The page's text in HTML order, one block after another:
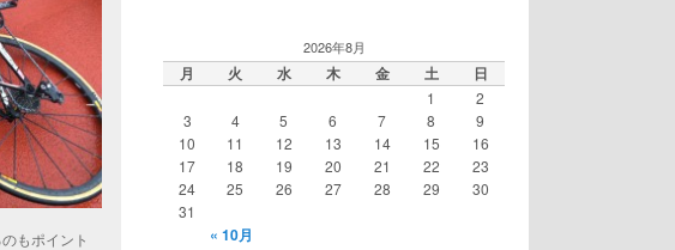
もポイント
2026年8月
月 火 水 木 金 土 日
1
2
3
4 5 6 7 8
9
10
11 12 13 14 15
16
17
18 19 20 21 22
23
24
25 26 27 28 29
30
31
« 10月